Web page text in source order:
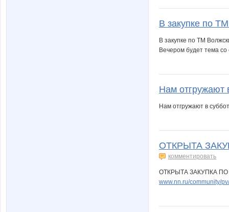
В закупке по
В закупке по ТМ
Вечером будет тема со
Нам отгружают
Нам отгружают в
ОТКРЫТА
комментировать
ОТКРЫТА ЗАКУПКА
www.nn.ru/community/